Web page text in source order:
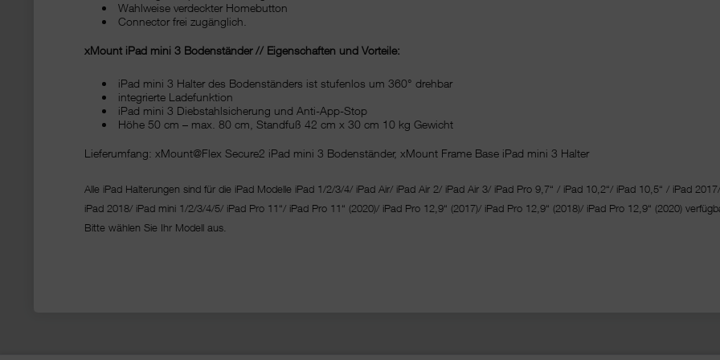
Wahlweise verdeckter Homebutton
Connector frei zugänglich.
xMount iPad mini 3 Bodenständer // Eigenschaften und Vorteile:
iPad mini 3 Halter des Bodenständers ist stufenlos um 360° drehbar
integrierte Ladefunktion
iPad mini 3 Diebstahlsicherung und Anti-App-Stop
Höhe 50 cm – max. 80 cm, Standfuß 42 cm x 30 cm 10 kg Gewicht
Lieferumfang: xMount@Flex Secure2 iPad mini 3 Bodenständer, xMount Frame Base iPad mini 3 Halter
Alle iPad Halterungen sind für die iPad Modelle iPad 1/2/3/4/ iPad Air/ iPad Air 2/ iPad Air 3/ iPad Pro 9,7“ / iPad 10,2“/ iPad 10,5“ / iPad 2017/
iPad 2018/ iPad mini 1/2/3/4/5/ iPad Pro 11“/ iPad Pro 11“ (2020)/ iPad Pro 12,9“ (2017)/ iPad Pro 12,9“ (2018)/ iPad Pro 12,9“ (2020)
Bitte wählen Sie Ihr Modell aus.